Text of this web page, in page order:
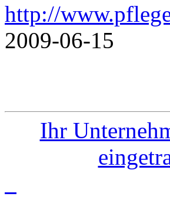
http://
2009-06-15
Ihr